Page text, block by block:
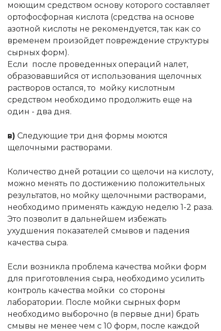
моющим средством основу которого составляет
ортофосфорная кислота (средства на основе
азотной кислоты не рекомендуется, так как со
временем произойдет повреждение структуры
сырных форм).
Если после проведенных операций налет,
образовавшийся от использования щелочных
растворов остался, то мойку кислотным
средством необходимо продолжить еще на
один - два дня.
в) Cледующие три дня формы моются
щелочными растворами.
Количество дней ротации со щелочи на кислоту,
можно менять по достижению положительных
результатов, но мойку щелочными растворами,
необходимо применять каждую неделю 1-2 раза.
Это позволит в дальнейшем избежать
ухудшения показателей смывов и падения
качества сыра.
Если возникла проблема качества мойки форм
для приготовления сыра, необходимо усилить
контроль качества мойки со стороны
лаборатории. После мойки сырных форм
необходимо выборочно (в первые дни) брать
смывы не менее чем с 10 форм, после каждой